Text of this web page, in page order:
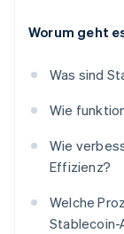
Worum geht
Was sind
Wie
Wie
Effizienz?
Welche
Stablecoin-